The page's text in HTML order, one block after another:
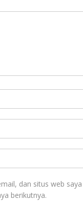
dan situs web
berikutnya.